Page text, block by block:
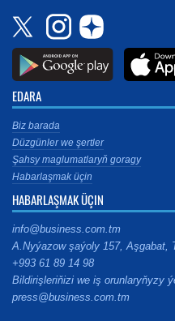
EDARA
Biz barada
Düzgünler we şertler
Şahsy maglumatlaryň goragy
Habarlaşmak üçin
HABARLAŞMAK ÜÇIN
info@business.com.tm
A.Nyýazow şaýoly 157, Aşgabat,
+993 61 89 14 98
Bildirişleriňizi we iş orunlaryňyzy
press@business.com.tm